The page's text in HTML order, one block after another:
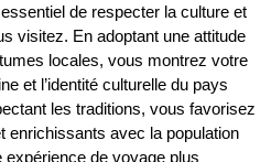
de respecter la culture et
visitez. En adoptant une attitude
locales, vous montrez votre
et l’identité culturelle du pays
les traditions, vous favorisez
enrichissants avec la population
expérience de voyage plus